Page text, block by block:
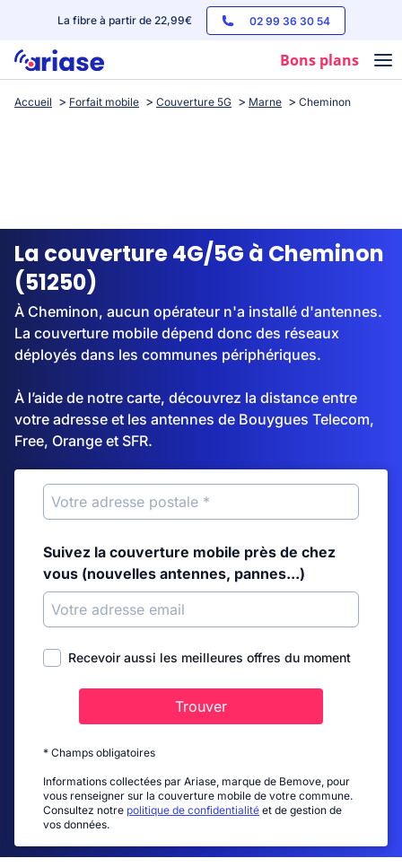
La fibre à partir de 22,99€ 02 99 36 30 54
Bons plans
Box internet
Streaming
Accueil Forfait mobile Couverture 5G Marne Cheminon
La couverture 4G/5G à Cheminon
(51250)
À Cheminon, aucun opérateur n'a installé d'antennes.
La couverture mobile dépend donc des réseaux
déployés dans les communes périphériques.
À l’aide de notre carte, découvrez la distance entre
votre adresse et les antennes de Bouygues Telecom,
Free, Orange et SFR.
Suivez la couverture mobile près de chez
vous (nouvelles antennes, pannes...)
Recevoir aussi les meilleures offres du moment
Trouver
* Champs obligatoires
Informations collectées par Ariase, marque de Bemove, pour
vous renseigner sur la couverture mobile de votre commune.
Consultez notre politique de confidentialité et de gestion de
vos données.